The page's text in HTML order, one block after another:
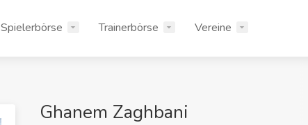
Spielerbörse Trainerbörse Vereine
Ghanem Zaghbani